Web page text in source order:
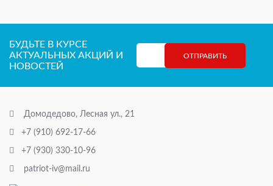
БУДЬТЕ В КУРСЕ
АКТУАЛЬНЫХ АКЦИЙ И
НОВОСТЕЙ
Домодедово, Лесная ул., 21
+7 (910) 692-17-66
+7 (930) 330-10-96
patriot-iv@mail.ru